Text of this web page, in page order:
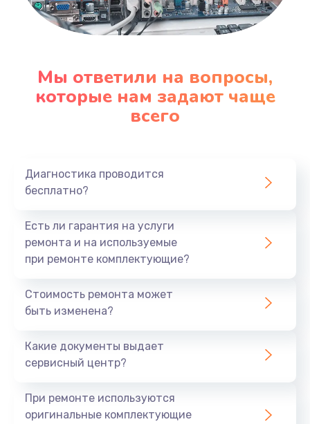
Мы ответили на вопросы,
которые нам задают чаще
всего
Диагностика проводится
бесплатно?
Есть ли гарантия на услуги
ремонта и на используемые
при ремонте комплектующие?
Стоимость ремонта может
быть изменена?
Какие документы выдает
сервисный центр?
При ремонте используются
оригинальные комплектующие